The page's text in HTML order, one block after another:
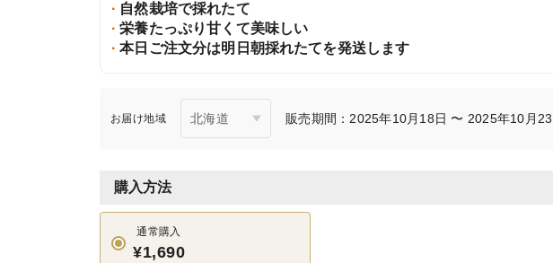
自然栽培で採れたて
栄養たっぷり甘くて美味しい
本日ご注文分は明日朝採れたてを発送します
お届け地域 販売期間：2025年10月18日 〜 2025年10月23
購入方法
通常購入
¥1,690